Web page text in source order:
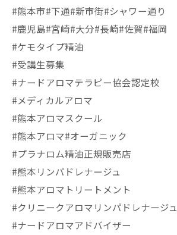
#熊本市#下通#新市街#シャワー通り
#鹿児島#宮崎#大分#長崎#佐賀#福岡
#ケモタイプ精油
#受講生募集
#ナードアロマテラピー協会認定校
#メディカルアロマ
#熊本アロマスクール
#熊本アロマ#オーガニック
#プラナロム精油正規販売店
#熊本リンパドレナージュ
#熊本アロマトリートメント
#クリニークアロマリンパドレナージュ
#ナードアロマアドバイザー